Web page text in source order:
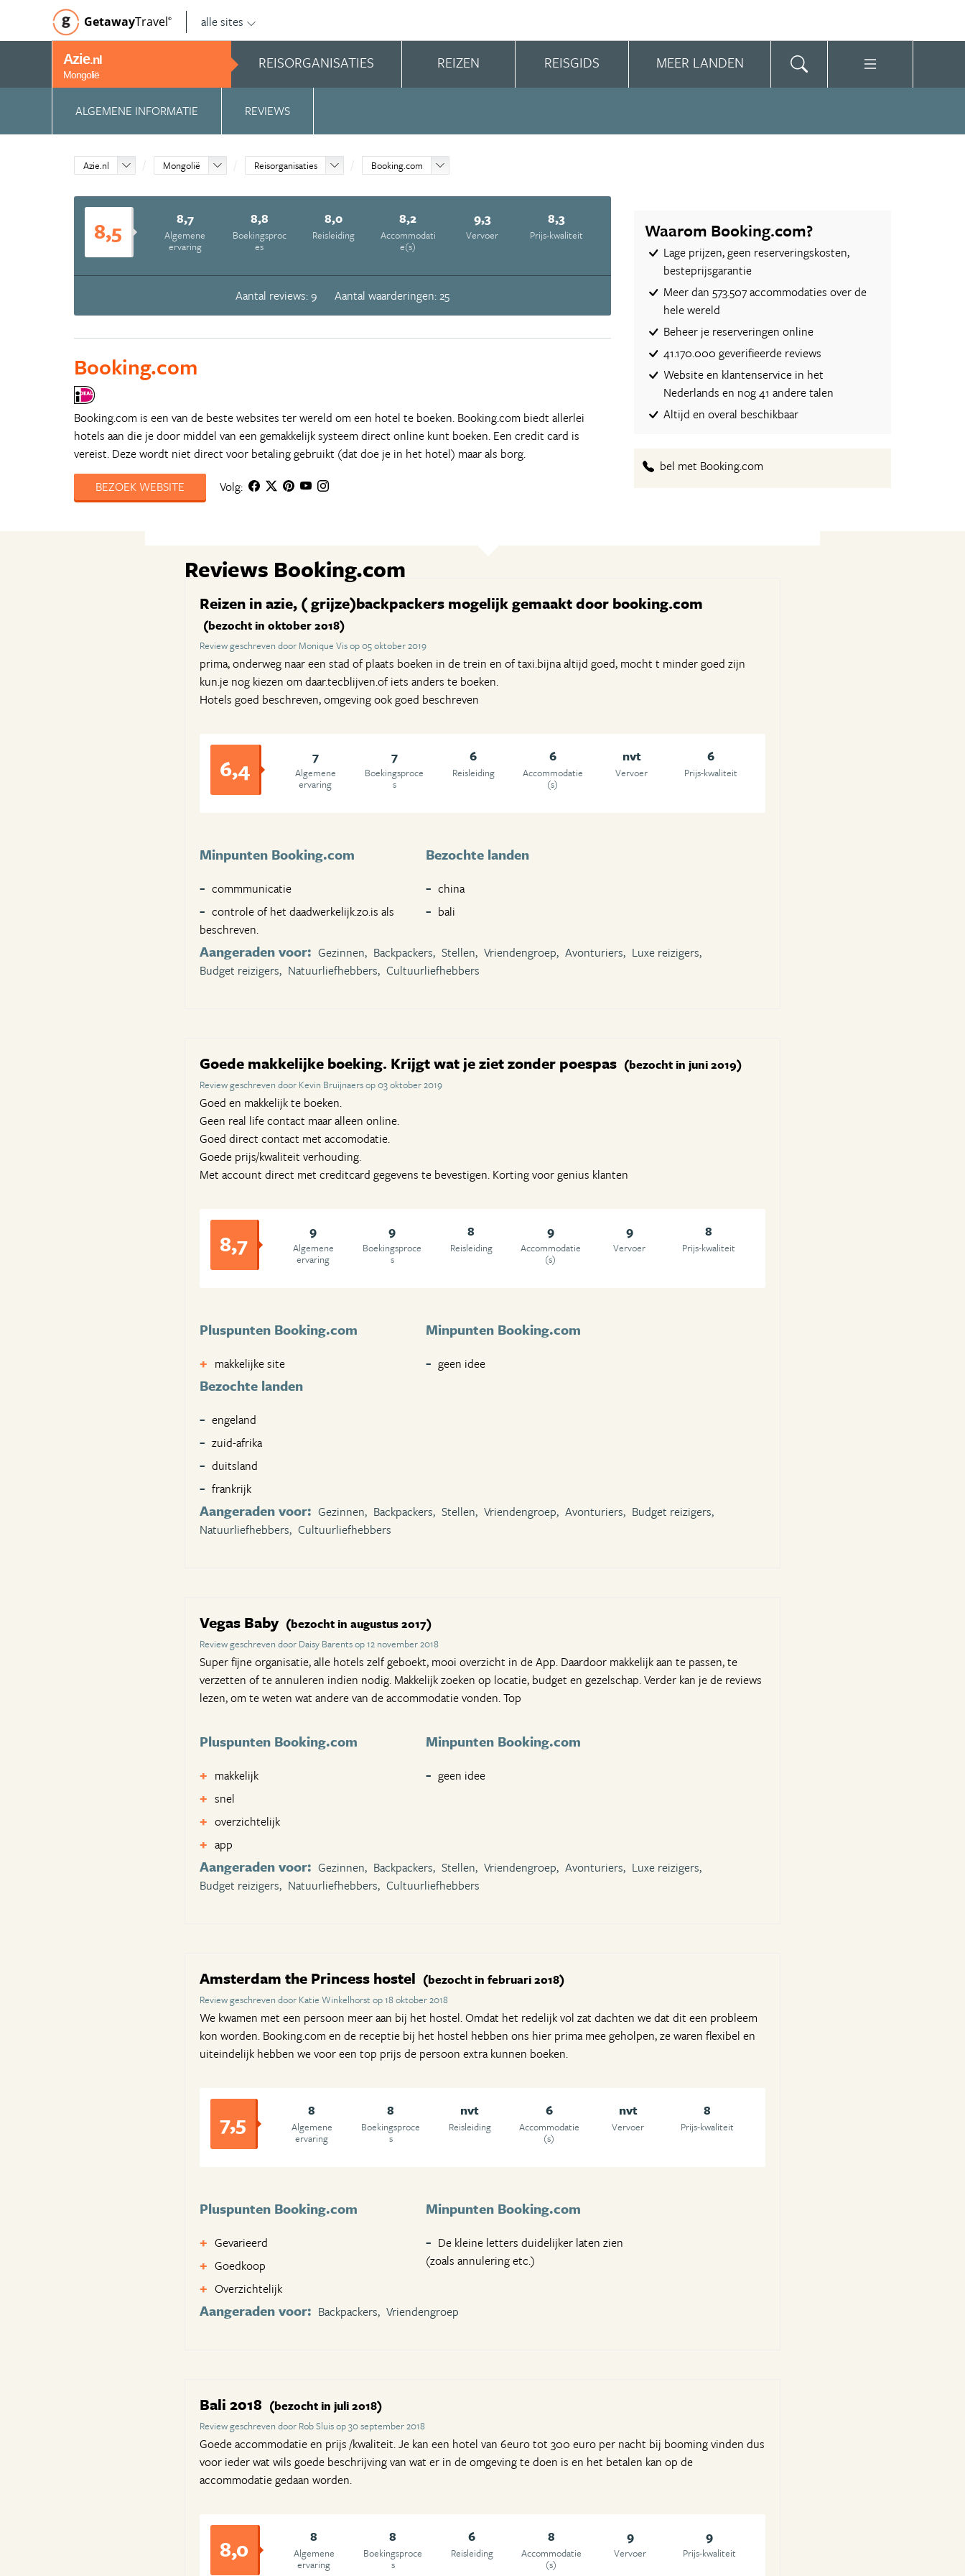
GetawayTravel© alle sites
Azie.nl
Mongolië
REISORGANISATIES REIZEN REISGIDS MEER LANDEN
ALGEMENE INFORMATIE REVIEWS
Azie.nl Mongolië Reisorganisaties Booking.com
8,5 8,7
Algemene
ervaring
8,8
Boekingsproc
es
8,0
Reisleiding
8,2
Accommodati
e(s)
9,3
Vervoer
8,3
Prijs-kwaliteit
Aantal reviews: 9 Aantal waarderingen: 25
Booking.com
Booking.com is een van de beste websites ter wereld om een hotel te boeken. Booking.com biedt allerlei
hotels aan die je door middel van een gemakkelijk systeem direct online kunt boeken. Een credit card is
vereist. Deze wordt niet direct voor betaling gebruikt (dat doe je in het hotel) maar als borg.
BEZOEK WEBSITE
Volg:
Waarom Booking.com?
Lage prijzen, geen reserveringskosten,
besteprijsgarantie
Meer dan 573.507 accommodaties over de
hele wereld
Beheer je reserveringen online
41.170.000 geverifieerde reviews
Website en klantenservice in het
Nederlands en nog 41 andere talen
Altijd en overal beschikbaar
bel met Booking.com
Reviews Booking.com
Reizen in azie, ( grijze)backpackers mogelijk gemaakt door booking.com
(bezocht in oktober 2018)
Review geschreven door Monique Vis op 05 oktober 2019
prima, onderweg naar een stad of plaats boeken in de trein en of taxi.bijna altijd goed, mocht t minder goed zijn
kun.je nog kiezen om daar.tecblijven.of iets anders te boeken.
Hotels goed beschreven, omgeving ook goed beschreven
6,4 7
Algemene
ervaring
7
Boekingsproce
s
6
Reisleiding
6
Accommodatie
(s)
nvt
Vervoer
6
Prijs-kwaliteit
Minpunten Booking.com
commmunicatie
controle of het daadwerkelijk.zo.is als
beschreven.
Bezochte landen
china
bali
Aangeraden voor: Gezinnen, Backpackers, Stellen, Vriendengroep, Avonturiers, Luxe reizigers,
Budget reizigers, Natuurliefhebbers, Cultuurliefhebbers
Goede makkelijke boeking. Krijgt wat je ziet zonder poespas (bezocht in juni 2019)
Review geschreven door Kevin Bruijnaers op 03 oktober 2019
Goed en makkelijk te boeken.
Geen real life contact maar alleen online.
Goed direct contact met accomodatie.
Goede prijs/kwaliteit verhouding.
Met account direct met creditcard gegevens te bevestigen. Korting voor genius klanten
8,7 9
Algemene
ervaring
9
Boekingsproce
s
8
Reisleiding
9
Accommodatie
(s)
9
Vervoer
8
Prijs-kwaliteit
Pluspunten Booking.com
makkelijke site
Minpunten Booking.com
geen idee
Bezochte landen
engeland
zuid-afrika
duitsland
frankrijk
Aangeraden voor: Gezinnen, Backpackers, Stellen, Vriendengroep, Avonturiers, Budget reizigers,
Natuurliefhebbers, Cultuurliefhebbers
Vegas Baby (bezocht in augustus 2017)
Review geschreven door Daisy Barents op 12 november 2018
Super fijne organisatie, alle hotels zelf geboekt, mooi overzicht in de App. Daardoor makkelijk aan te passen, te
verzetten of te annuleren indien nodig. Makkelijk zoeken op locatie, budget en gezelschap. Verder kan je de reviews
lezen, om te weten wat andere van de accommodatie vonden. Top
Pluspunten Booking.com
makkelijk
snel
overzichtelijk
app
Minpunten Booking.com
geen idee
Aangeraden voor: Gezinnen, Backpackers, Stellen, Vriendengroep, Avonturiers, Luxe reizigers,
Budget reizigers, Natuurliefhebbers, Cultuurliefhebbers
Amsterdam the Princess hostel (bezocht in februari 2018)
Review geschreven door Katie Winkelhorst op 18 oktober 2018
We kwamen met een persoon meer aan bij het hostel. Omdat het redelijk vol zat dachten we dat dit een probleem
kon worden. Booking.com en de receptie bij het hostel hebben ons hier prima mee geholpen, ze waren flexibel en
uiteindelijk hebben we voor een top prijs de persoon extra kunnen boeken.
7,5 8
Algemene
ervaring
8
Boekingsproce
s
nvt
Reisleiding
6
Accommodatie
(s)
nvt
Vervoer
8
Prijs-kwaliteit
Pluspunten Booking.com
Gevarieerd
Goedkoop
Overzichtelijk
Minpunten Booking.com
De kleine letters duidelijker laten zien
(zoals annulering etc.)
Aangeraden voor: Backpackers, Vriendengroep
Bali 2018 (bezocht in juli 2018)
Review geschreven door Rob Sluis op 30 september 2018
Goede accommodatie en prijs /kwaliteit. Je kan een hotel van 6euro tot 300 euro per nacht bij booming vinden dus
voor ieder wat wils goede beschrijving van wat er in de omgeving te doen is en het betalen kan op de
accommodatie gedaan worden.
8,0 8
Algemene
ervaring
8
Boekingsproce
s
6
Reisleiding
8
Accommodatie
(s)
9
Vervoer
9
Prijs-kwaliteit